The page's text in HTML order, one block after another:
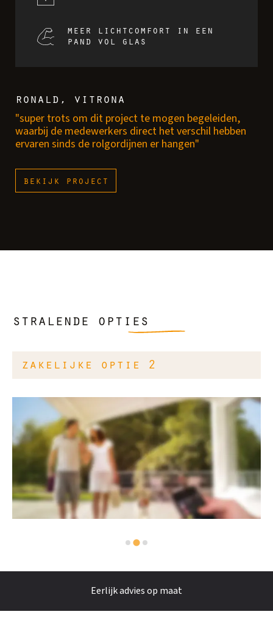
meer lichtcomfort in een
pand vol glas
ronald, vitrona
"super trots om dit project te mogen begeleiden,
waarbij de medewerkers direct het verschil hebben
ervaren sinds de rolgordijnen er hangen"
bekijk project
stralende opties
zakelijke optie 2
Eerlijk advies op maat